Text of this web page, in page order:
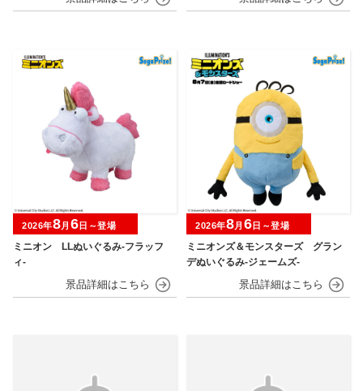
マスターボール・プレミアボール～
ミニオン LLぬいぐるみ‐フラッフ
ィ‐
2026年8月 6日～登場
ミニオンズ＆モンスターズ グラン
デぬいぐるみ‐ジェームズ‐
2026年8月 6日～登場